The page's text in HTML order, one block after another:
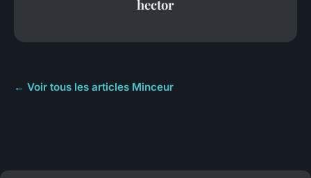
hector
← Voir tous les articles Minceur